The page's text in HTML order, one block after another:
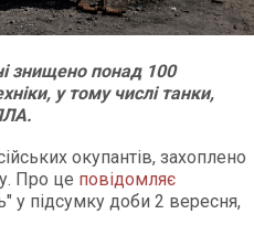
знищено понад 100
у тому числі танки,
окупантів, захоплено
Про це повідомляє
у підсумку доби 2 вересня,